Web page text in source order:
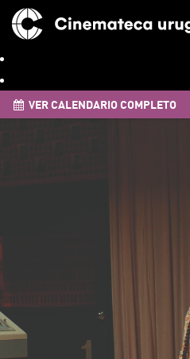
VER CALENDARIO COMPLETO